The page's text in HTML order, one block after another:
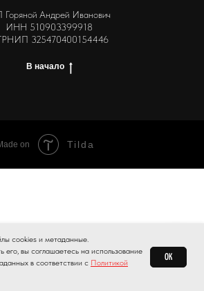
Подтвердить заказ
Горяной Андрей Иванович
ИНН 510903399918
325470400154446
В начало
Подтвердить заказ
сооkіеs и метаданные.
его, вы соглашаетесь на использование
в соответствии с Политикой
OK
on Tilda